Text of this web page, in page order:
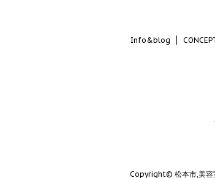
Info&blog
Copyright© 松本市,美容